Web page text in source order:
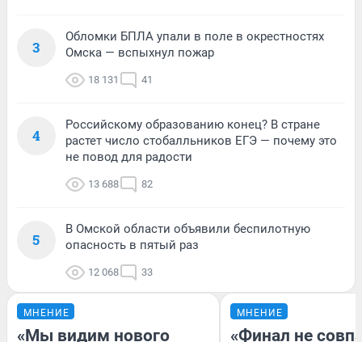
3
Обломки БПЛА упали в поле в окрестностях
Омска — вспыхнул пожар
18 131 41
4
Российскому образованию конец? В стране
растет число стобалльников ЕГЭ — почему это
не повод для радости
13 688 82
5
В Омской области объявили беспилотную
опасность в пятый раз
12 068 33
МНЕНИЕ
«Мы видим нового
МНЕНИЕ
«Финал не